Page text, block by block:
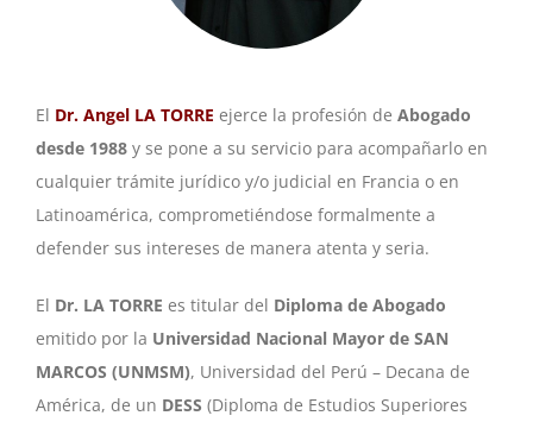
El Dr. Angel LA TORRE ejerce la profesión de Abogado
desde 1988 y se pone a su servicio para acompañarlo en
cualquier trámite jurídico y/o judicial en Francia o en
Latinoamérica, comprometiéndose formalmente a
defender sus intereses de manera atenta y seria.
El Dr. LA TORRE es titular del Diploma de Abogado
emitido por la Universidad Nacional Mayor de SAN
MARCOS (UNMSM), Universidad del Perú – Decana de
América, de un DESS (Diploma de Estudios Superiores